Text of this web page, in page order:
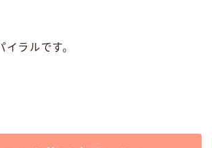
ラルです。